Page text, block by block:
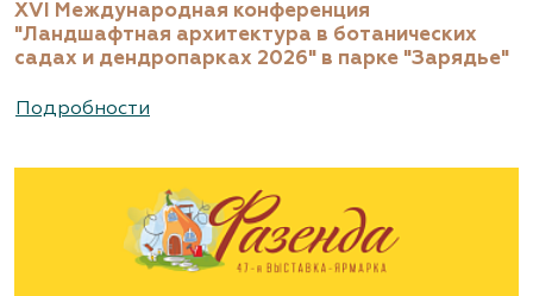
XVI Международная конференция
"Ландшафтная архитектура в ботанических
садах и дендропарках 2026" в парке "Зарядье"
Подробности